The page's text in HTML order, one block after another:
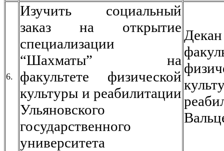
6.
Изучить социальный
заказ на открытие
специализации
“Шахматы” на
факультете физической
культуры и реабилитации
Ульяновского
государственного
университета
Декан